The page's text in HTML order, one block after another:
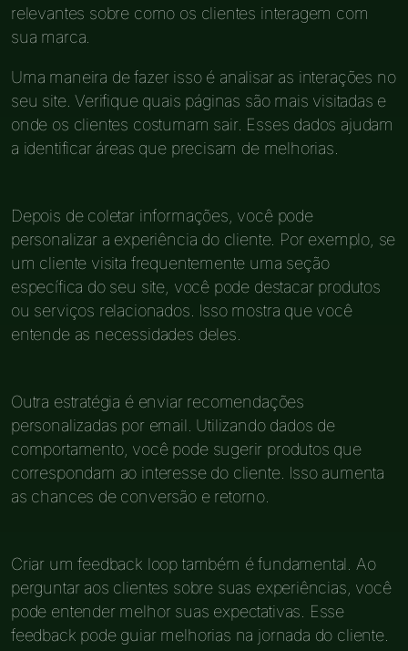
relevantes sobre como os clientes interagem com
sua marca.
Uma maneira de fazer isso é analisar as interações no
seu site. Verifique quais páginas são mais visitadas e
onde os clientes costumam sair. Esses dados ajudam
a identificar áreas que precisam de melhorias.
Depois de coletar informações, você pode
personalizar a experiência do cliente. Por exemplo, se
um cliente visita frequentemente uma seção
específica do seu site, você pode destacar produtos
ou serviços relacionados. Isso mostra que você
entende as necessidades deles.
Outra estratégia é enviar recomendações
personalizadas por email. Utilizando dados de
comportamento, você pode sugerir produtos que
correspondam ao interesse do cliente. Isso aumenta
as chances de conversão e retorno.
Criar um feedback loop também é fundamental. Ao
perguntar aos clientes sobre suas experiências, você
pode entender melhor suas expectativas. Esse
feedback pode guiar melhorias na jornada do cliente.